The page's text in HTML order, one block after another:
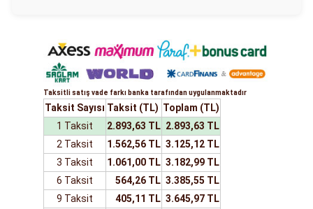
Taksitli satış vade farkı banka tarafından uygulanmaktadır
Taksit Sayısı Taksit (TL) Toplam (TL)
1 Taksit
2.893,63 TL 2.893,63 TL
2 Taksit
1.562,56 TL 3.125,12 TL
3 Taksit
1.061,00 TL 3.182,99 TL
6 Taksit
564,26 TL 3.385,55 TL
9 Taksit
405,11 TL 3.645,97 TL